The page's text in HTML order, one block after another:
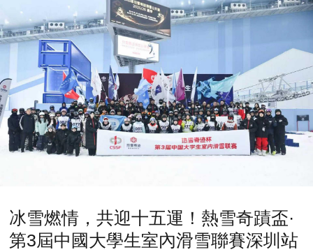
冰雪燃情，共迎十五運！熱雪奇蹟盃·
第3屆中國大學生室內滑雪聯賽深圳站